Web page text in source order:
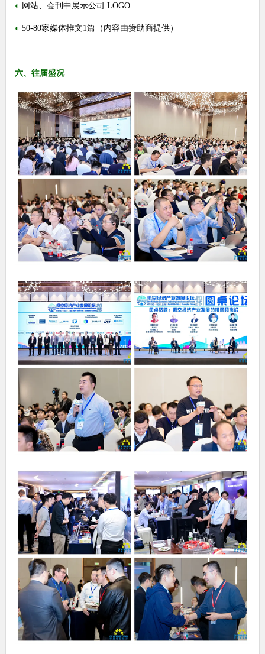
◐ 网站、会刊中展示公司 LOGO
◐ 50-80家媒体推文1 篇（内容由赞助商提供）
六、往届盛况